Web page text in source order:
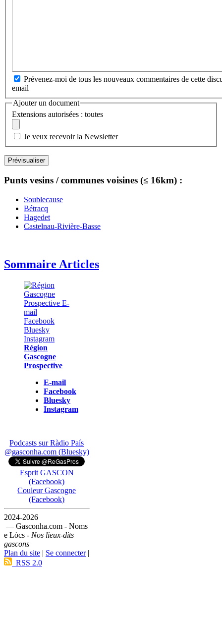
Prévenez-moi de tous les nouveaux commentaires de cette
email
Ajouter un document
Extensions autorisées : toutes
Je veux recevoir la Newsletter
Punts vesins / communes voisines (≤ 16km) :
Soublecause
Bétracq
Hagedet
Castelnau-Rivière-Basse
Sommaire Articles
Région
Gascogne
Prospective
E-mail
Facebook
Bluesky
Instagram
Podcasts sur Ràdio País
@gasconha.com (Bluesky)
Esprit GASCON
(Facebook)
Couleur Gascogne
(Facebook)
2024-2026
— Gasconha.com - Noms
e Lòcs - Nos lieux-dits
gascons
Plan du site | Se connecter|
RSS 2.0